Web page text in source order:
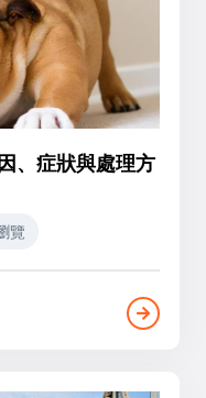
、症狀與處理方
覽